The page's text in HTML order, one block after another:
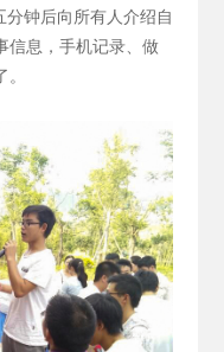
分钟后向所有人介绍自
信息，手机记录、做